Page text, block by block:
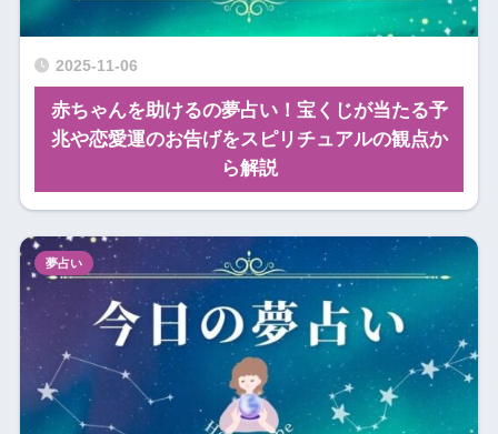
2025-11-06
赤ちゃんを助けるの夢占い！宝くじが当たる予
兆や恋愛運のお告げをスピリチュアルの観点か
ら解説
夢占い